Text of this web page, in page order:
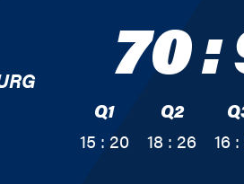
70:
Q1
15 : 20
Q2
18 : 26
16